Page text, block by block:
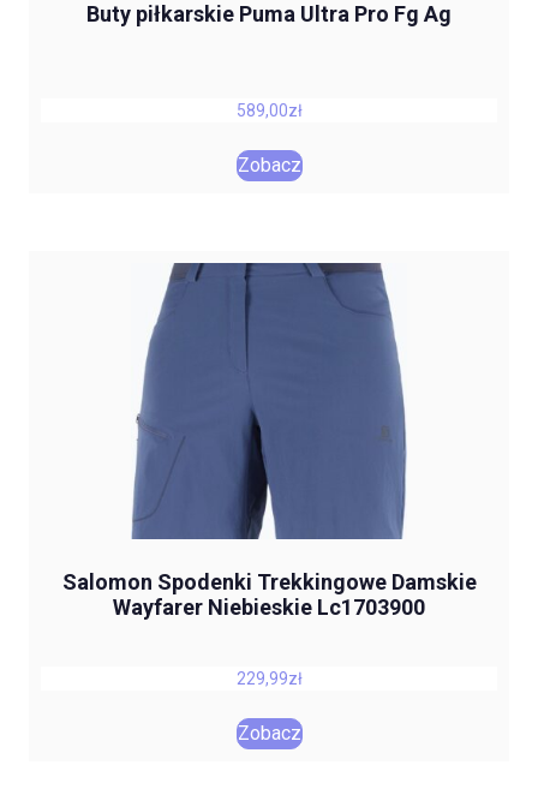
Buty piłkarskie Puma Ultra Pro Fg Ag
589,00zł
Zobacz
Salomon Spodenki Trekkingowe Damskie
Wayfarer Niebieskie Lc1703900
229,99zł
Zobacz